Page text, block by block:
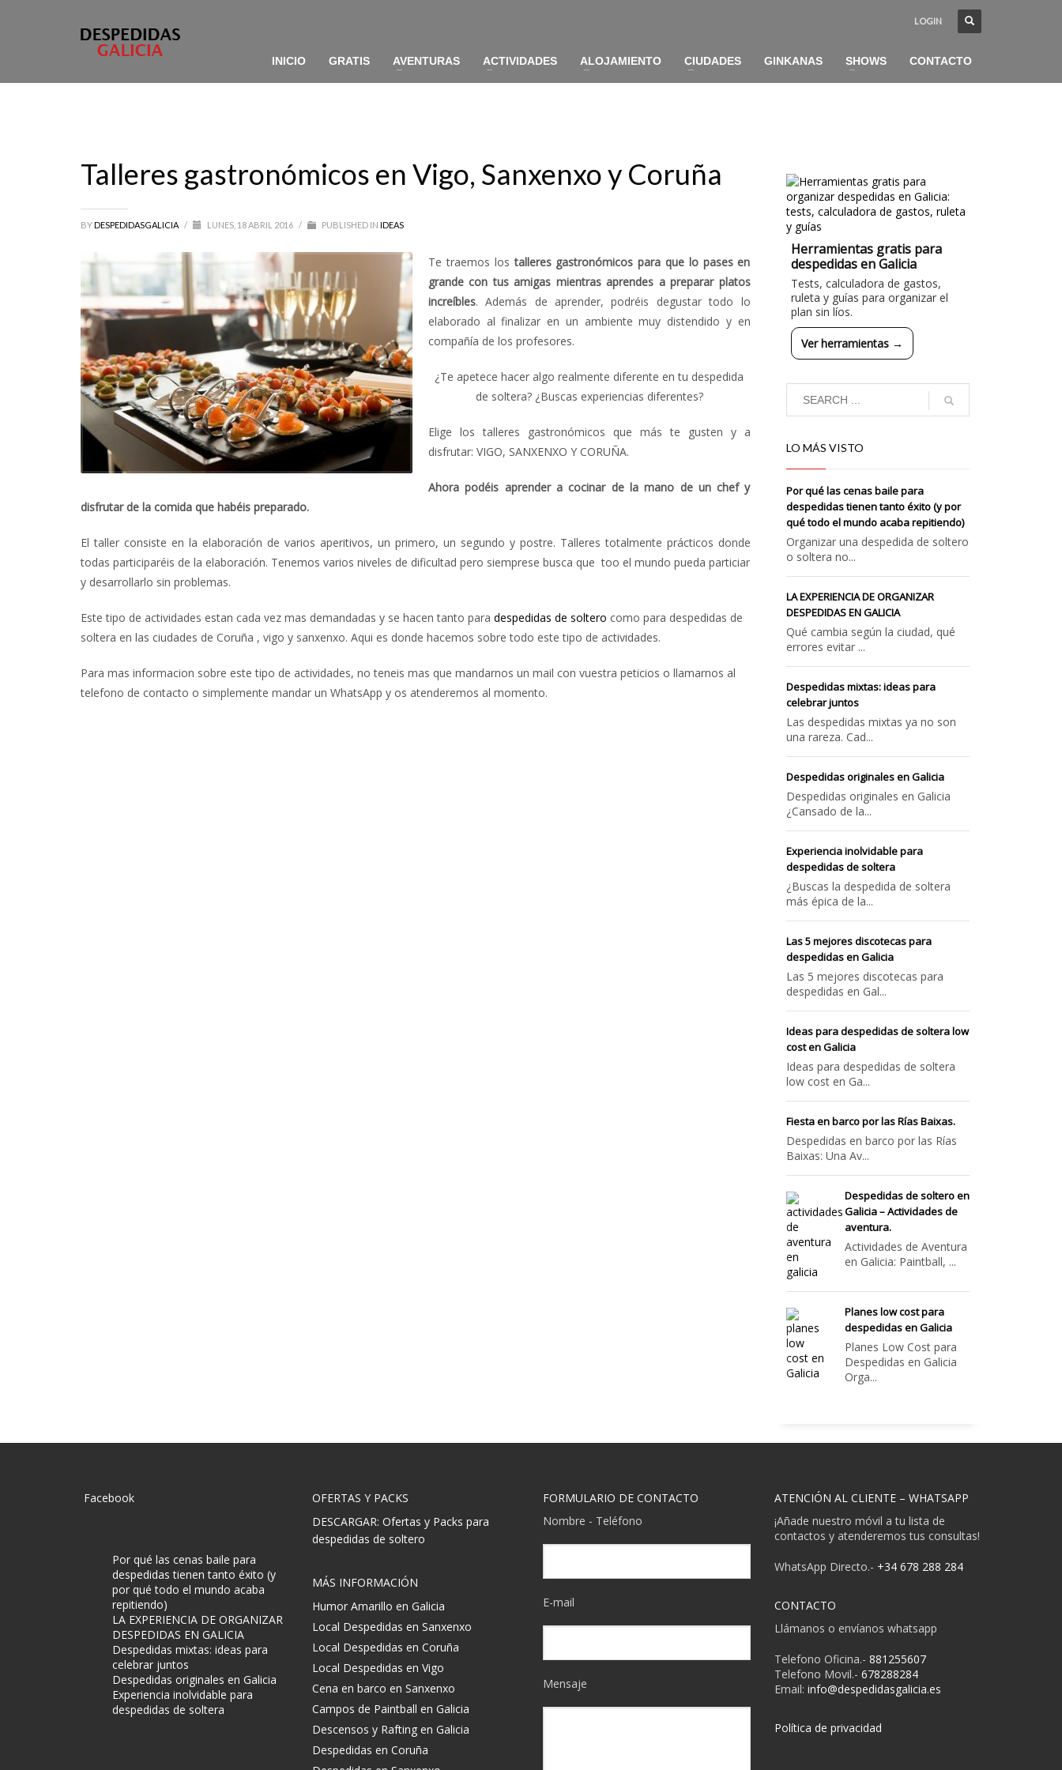
LOGIN
INICIO GRATIS AVENTURAS ACTIVIDADES ALOJAMIENTO CIUDADES GINKANAS SHOWS CONTACTO
Talleres gastronómicos en Vigo, Sanxenxo y Coruña
BYDESPEDIDASGALICIA / LUNES, 18 ABRIL 2016 / PUBLISHED IN IDEAS
Te traemos lostalleres gastronómicos para que lo pases en
grande con tus amigas mientras aprendes a preparar platos
increíbles. Además de aprender, podréis degustar todo lo
elaborado al finalizar en un ambiente muy distendido y en
compañía de los profesores.
¿Te apetece hacer algo realmente diferente en tu despedida
de soltera? ¿Buscas experiencias diferentes?
Elige los talleres gastronómicos que más te gusten y a
disfrutar: VIGO, SANXENXO Y CORUÑA.
Ahora podéis aprender a cocinar de la mano de un chef y
disfrutar de la comida que habéis preparado.
El taller consiste en la elaboración de varios aperitivos, un primero, un segundo y postre. Talleres totalmente prácticos donde
todas participaréis de la elaboración. Tenemos varios niveles de dificultad pero siemprese busca que too el mundo pueda particiar
y desarrollarlo sin problemas.
Este tipo de actividades estan cada vez mas demandadas y se hacen tanto para despedidas de soltero como para despedidas de
soltera en las ciudades de Coruña , vigo y sanxenxo. Aqui es donde hacemos sobre todo este tipo de actividades.
Para mas informacion sobre este tipo de actividades, no teneis mas que mandarnos un mail con vuestra peticios o llamarnos al
telefono de contacto o simplemente mandar un WhatsApp y os atenderemos al momento.
Herramientas gratis para
despedidas en Galicia
Tests, calculadora de gastos,
ruleta y guías para organizar el
plan sin líos.
Ver herramientas →
LO MÁS VISTO
Por qué las cenas baile para
despedidas tienen tanto éxito (y por
qué todo el mundo acaba repitiendo)
Organizar una despedida de soltero
o soltera no...
LA EXPERIENCIA DE ORGANIZAR
DESPEDIDAS EN GALICIA
Qué cambia según la ciudad, qué
errores evitar ...
Despedidas mixtas: ideas para
celebrar juntos
Las despedidas mixtas ya no son
una rareza. Cad...
Despedidas originales en Galicia
Despedidas originales en Galicia
¿Cansado de la...
Experiencia inolvidable para
despedidas de soltera
¿Buscas la despedida de soltera
más épica de la...
Las 5 mejores discotecas para
despedidas en Galicia
Las 5 mejores discotecas para
despedidas en Gal...
Ideas para despedidas de soltera low
cost en Galicia
Ideas para despedidas de soltera
low cost en Ga...
Fiesta en barco por las Rías Baixas.
Despedidas en barco por las Rías
Baixas: Una Av...
Despedidas de soltero en
Galicia – Actividades de
aventura.
Actividades de Aventura
en Galicia: Paintball, ...
Planes low cost para
despedidas en Galicia
Planes Low Cost para
Despedidas en Galicia
Orga...
Facebook
Por qué las cenas baile para
despedidas tienen tanto éxito (y
por qué todo el mundo acaba
repitiendo)
LA EXPERIENCIA DE ORGANIZAR
DESPEDIDAS EN GALICIA
Despedidas mixtas: ideas para
celebrar juntos
Despedidas originales en Galicia
Experiencia inolvidable para
despedidas de soltera
OFERTAS Y PACKS
DESCARGAR: Ofertas y Packs para
despedidas de soltero
MÁS INFORMACIÓN
Humor Amarillo en Galicia
Local Despedidas en Sanxenxo
Local Despedidas en Coruña
Local Despedidas en Vigo
Cena en barco en Sanxenxo
Campos de Paintball en Galicia
Descensos y Rafting en Galicia
Despedidas en Coruña
FORMULARIO DE CONTACTO
Nombre - Teléfono
E-mail
Mensaje
ATENCIÓN AL CLIENTE – WHATSAPP
¡Añade nuestro móvil a tu lista de
contactos y atenderemos tus consultas!
WhatsApp Directo.- +34 678 288 284
CONTACTO
Llámanos o envíanos whatsapp
Telefono Oficina.- 881255607
Telefono Movil.- 678288284
Email: info@despedidasgalicia.es
Política de privacidad